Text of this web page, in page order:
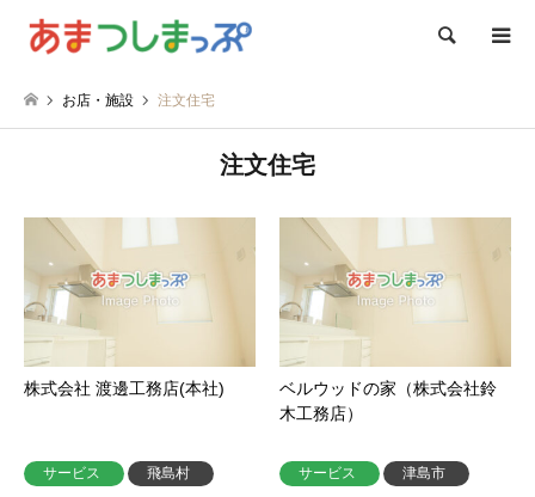
検索
お店・施設 注文住宅
注文住宅
株式会社 渡邊工務店(本社)
サービス
飛島村
ベルウッドの家（株式会社鈴
木工務店）
サービス
津島市